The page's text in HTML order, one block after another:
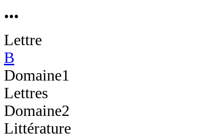
...
Lettre
B
Domaine1
Lettres
Domaine2
Littérature